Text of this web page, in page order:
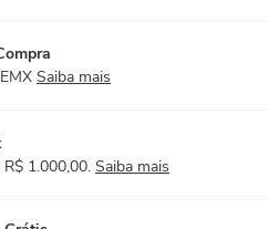
Saiba mais
1.000,00. Saiba mais